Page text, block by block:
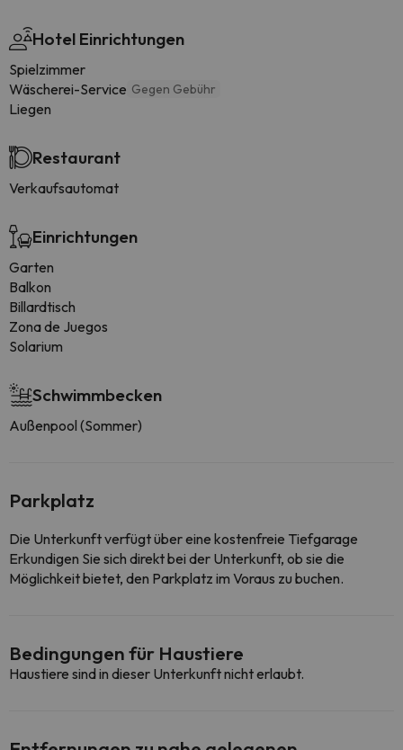
Hotel Einrichtungen
Spielzimmer
Wäscherei-Service Gegen Gebühr
Liegen
Restaurant
Verkaufsautomat
Einrichtungen
Garten
Balkon
Billardtisch
Zona de Juegos
Solarium
Schwimmbecken
Außenpool (Sommer)
Parkplatz
Die Unterkunft verfügt über eine kostenfreie Tiefgarage
Erkundigen Sie sich direkt bei der Unterkunft, ob sie die
Möglichkeit bietet, den Parkplatz im Voraus zu buchen.
Bedingungen für Haustiere
Haustiere sind in dieser Unterkunft nicht erlaubt.